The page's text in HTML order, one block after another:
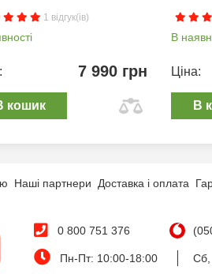
1 відгук(ів)
7 990 грн
кошик
В
Ціна:
В
Наші партнери Доставка і оплата
0 800 751 376
Пн-Пт: 10:00-18:00 Сб,